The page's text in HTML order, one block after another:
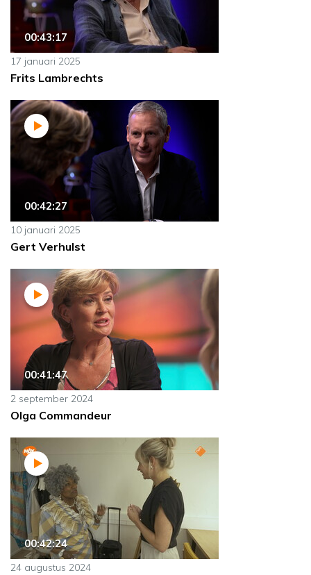
00:43:17
17 januari 2025
Frits Lambrechts
00:42:27
10 januari 2025
Gert Verhulst
00:41:47
2 september 2024
Olga Commandeur
00:42:24
24 augustus 2024